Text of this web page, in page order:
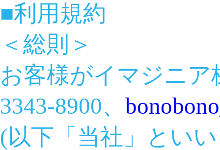
■利用規約
＜総則＞
お客様がイマジニ
3343-8900、
(以下「当社」とい